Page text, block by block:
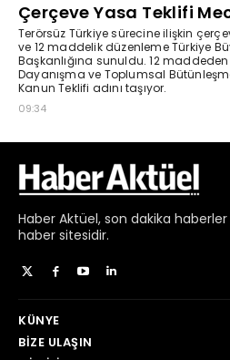
Haber Aktüel, son dakika haberler
haber sitesidir.
KÜNYE
BIZE ULAŞIN